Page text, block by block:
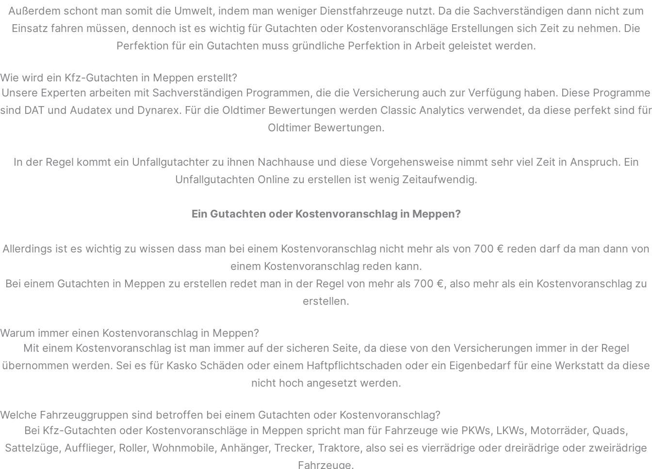
Außerdem schont man somit die Umwelt, indem man weniger Dienstfahrzeuge nutzt. Da die Sachverständigen dann nicht zum
Einsatz fahren müssen, dennoch ist es wichtig für Gutachten oder Kostenvoranschläge Erstellungen sich Zeit zu nehmen. Die
Perfektion für ein Gutachten muss gründliche Perfektion in Arbeit geleistet werden.
Wie wird ein Kfz-Gutachten in Meppen erstellt?
Unsere Experten arbeiten mit Sachverständigen Programmen, die die Versicherung auch zur Verfügung haben. Diese Programme
sind DAT und Audatex und Dynarex. Für die Oldtimer Bewertungen werden Classic Analytics verwendet, da diese perfekt sind für
Oldtimer Bewertungen.
In der Regel kommt ein Unfallgutachter zu ihnen Nachhause und diese Vorgehensweise nimmt sehr viel Zeit in Anspruch. Ein
Unfallgutachten Online zu erstellen ist wenig Zeitaufwendig.
Ein Gutachten oder Kostenvoranschlag in Meppen?
Allerdings ist es wichtig zu wissen dass man bei einem Kostenvoranschlag nicht mehr als von 700 € reden darf da man dann von
einem Kostenvoranschlag reden kann.
Bei einem Gutachten in Meppen zu erstellen redet man in der Regel von mehr als 700 €, also mehr als ein Kostenvoranschlag zu
erstellen.
Warum immer einen Kostenvoranschlag in Meppen?
Mit einem Kostenvoranschlag ist man immer auf der sicheren Seite, da diese von den Versicherungen immer in der Regel
übernommen werden. Sei es für Kasko Schäden oder einem Haftpflichtschaden oder ein Eigenbedarf für eine Werkstatt da diese
nicht hoch angesetzt werden.
Welche Fahrzeuggruppen sind betroffen bei einem Gutachten oder Kostenvoranschlag?
Bei Kfz-Gutachten oder Kostenvoranschläge in Meppen spricht man für Fahrzeuge wie PKWs, LKWs, Motorräder, Quads,
Sattelzüge, Aufflieger, Roller, Wohnmobile, Anhänger, Trecker, Traktore, also sei es vierrädrige oder dreirädrige oder zweirädrige
Fahrzeuge.